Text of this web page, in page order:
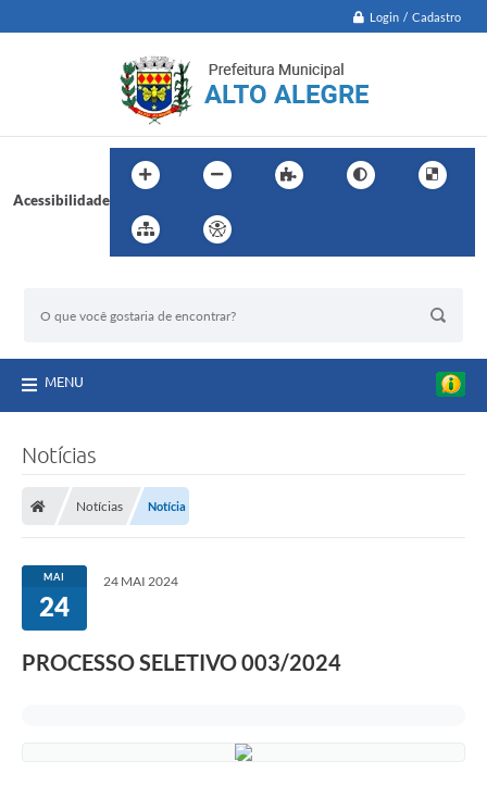
Login / Cadastro
Acessibilidade
MENU
Notícias
Notícias Notícia
MAI
24
24 MAI 2024
PROCESSO SELETIVO 003/2024